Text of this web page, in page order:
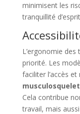
minimisent les
tranquillité
L’ergonomie
priorité. Les
faciliter l’accès
Cela contribue
travail, mais